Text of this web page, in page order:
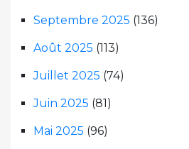
Septembre 2025 (136)
Août 2025 (113)
Juillet 2025 (74)
Juin 2025 (81)
Mai 2025 (96)